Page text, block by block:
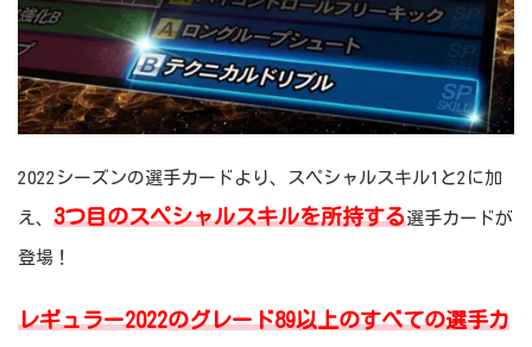
2022シーズンの選手カードより、スペシャルスキル1と2に加
え、 3つ目のスペシャルスキルを所持する選手カードが
登場！
レギュラー2022のグレード89以上のすべての選手カ